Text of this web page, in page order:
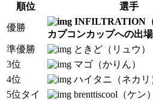
順位 選手
優勝
INFILTRATION（
カプコンカップへの出
準優勝 ときど（リュウ）
3位
マゴ（かりん）
4位
ハイタニ（ネカリ
5位タイ
brenttiscool（ケン）